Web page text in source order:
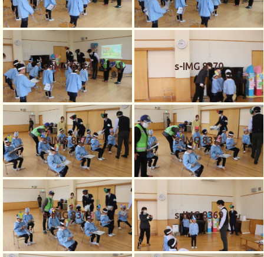
s-IMG 8374 s-IMG 8370
s-IMG 8372 s-IMG 8371
s-IMG 8373 s-IMG 8369